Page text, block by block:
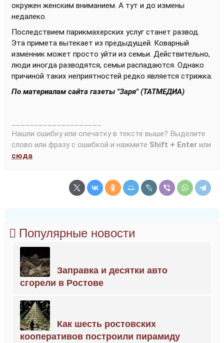
окружен женским вниманием. А тут и до измены
недалеко.
Последствием парикмахерских услуг станет развод.
Эта примета вытекает из предыдущей. Коварный
изменник может просто уйти из семьи. Действительно,
люди иногда разводятся, семьи распадаются. Однако
причиной таких неприятностей редко является стрижка.
По материалам сайта газеты "Заря" (ТАТМЕДИА)
Нашли ошибку или опечатку в тексте выше? Выделите
слово или фразу с ошибкой и нажмите Shift + Enter или
сюда.
Популярные новости
Заправка и десятки авто
сгорели в Ростове
Как шесть ростовских
кооперативов построили пирамиду